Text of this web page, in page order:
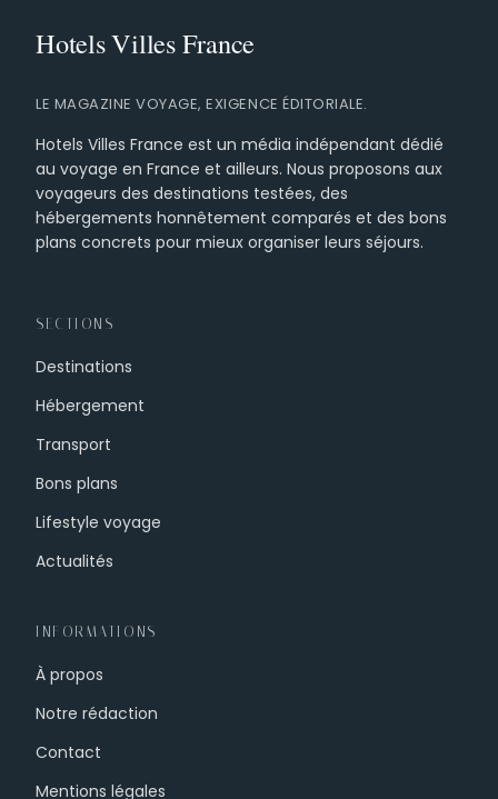
LE MAGAZINE VOYAGE, EXIGENCE ÉDITORIALE.
Hotels Villes France est un média indépendant dédié
au voyage en France et ailleurs. Nous proposons aux
voyageurs des destinations testées, des
hébergements honnêtement comparés et des bons
plans concrets pour mieux organiser leurs séjours.
SECTIONS
Destinations
Hébergement
Transport
Bons plans
Lifestyle voyage
Actualités
INFORMATIONS
À propos
Notre rédaction
Contact
Mentions légales